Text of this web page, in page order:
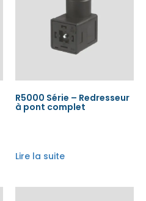
R5000 Série – Redresseur
à pont complet
Lire la suite